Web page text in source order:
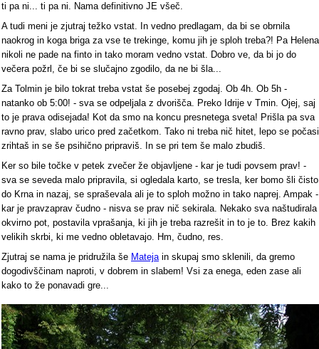
ti pa ni... ti pa ni. Nama definitivno JE všeč.
A tudi meni je zjutraj težko vstat. In vedno predlagam, da bi se obrnila
naokrog in koga briga za vse te trekinge, komu jih je sploh treba?! Pa Helena
nikoli ne pade na finto in tako moram vedno vstat. Dobro ve, da bi jo do
večera požrl, če bi se slučajno zgodilo, da ne bi šla...
Za Tolmin je bilo tokrat treba vstat še posebej zgodaj. Ob 4h. Ob 5h -
natanko ob 5:00! - sva se odpeljala z dvorišča. Preko Idrije v Tmin. Ojej, saj
to je prava odisejada! Kot da smo na koncu presnetega sveta! Prišla pa sva
ravno prav, slabo urico pred začetkom. Tako ni treba nič hitet, lepo se počasi
zrihtaš in se še psihično pripraviš. In se pri tem še malo zbudiš.
Ker so bile točke v petek zvečer že objavljene - kar je tudi povsem prav! -
sva se seveda malo pripravila, si ogledala karto, se tresla, ker bomo šli čisto
do Krna in nazaj, se spraševala ali je to sploh možno in tako naprej. Ampak -
kar je pravzaprav čudno - nisva se prav nič sekirala. Nekako sva naštudirala
okvirno pot, postavila vprašanja, ki jih je treba razrešit in to je to. Brez kakih
velikih skrbi, ki me vedno obletavajo. Hm, čudno, res.
Zjutraj se nama je pridružila še Matejain skupaj smo sklenili, da gremo
dogodivščinam naproti, v dobrem in slabem! Vsi za enega, eden zase ali
kako to že ponavadi gre...